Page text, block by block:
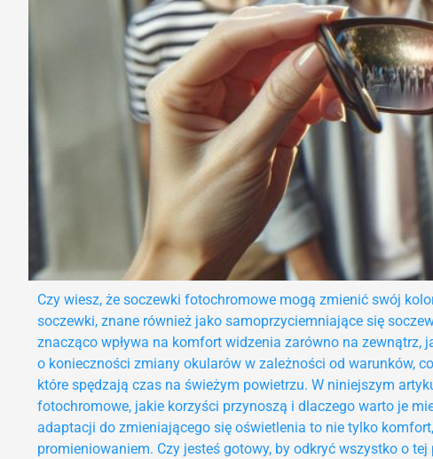
Czy wiesz, że soczewki fotochromowe mogą zmienić swój
soczewki, znane również jako samoprzyciemniające się
znacząco wpływa na komfort widzenia zarówno na
o konieczności zmiany okularów w zależności od warunków,
które spędzają czas na świeżym powietrzu. W niniejszym
fotochromowe, jakie korzyści przynoszą i dlaczego warto je
adaptacji do zmieniającego się oświetlenia to nie tylko
promieniowaniem. Czy jesteś gotowy, by odkryć wszystko o tej